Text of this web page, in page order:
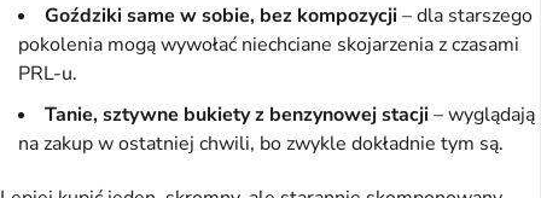
Goździki same w sobie, bez kompozycji– dla starszego
pokolenia mogą wywołać niechciane skojarzenia z czasami
PRL-u.
Tanie, sztywne bukiety z benzynowej stacji– wyglądają
na zakup w ostatniej chwili, bo zwykle dokładnie tym są.